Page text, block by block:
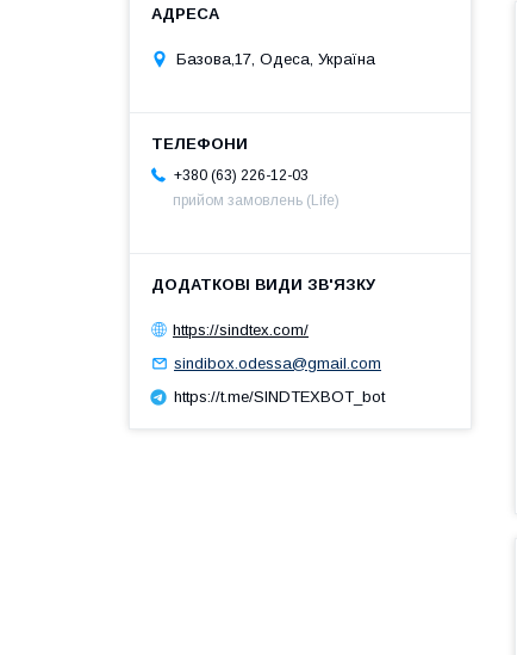
Базова,17, Одеса, Україна
+380 (63) 226-12-03
прийом замовлень (Life)
https://sindtex.com/
sindibox.odessa@gmail.com
https://t.me/SINDTEXBOT_bot